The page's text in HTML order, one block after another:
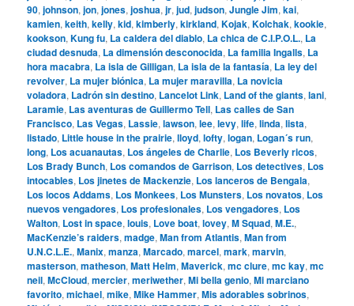
90,johnson,jon,jones,joshua,jr,jud,judson,Jungle Jim,kai,
kamien,keith,kelly,kid,kimberly,kirkland,Kojak,Kolchak,kookie,
kookson,Kung fu, La caldera del diablo, La chica de C.I.P.O.L., La
ciudad desnuda, La dimensión desconocida, La familia Ingalls, La
hora macabra, La isla de Gilligan, La isla de la fantasía, La ley del
revolver, La mujer biónica, La mujer maravilla, La novicia
voladora, Ladrón sin destino, Lancelot Link, Land of the giants,lani,
Laramie, Las aventuras de Guillermo Tell, Las calles de San
Francisco, Las Vegas, Lassie,lawson,lee,levy,life,linda,lista,
listado, Little house in the prairie,lloyd,lofty,logan, Logan´s run,
long, Los acuanautas, Los ángeles de Charlie, Los Beverly ricos,
Los Brady Bunch, Los comandos de Garrison, Los detectives, Los
intocables, Los jinetes de Mackenzie, Los lanceros de Bengala,
Los locos Addams, Los Monkees, Los Munsters, Los novatos, Los
nuevos vengadores, Los profesionales, Los vengadores, Los
Walton, Lost in space,louis, Love boat,lovey,M Squad,M.E.,
MacKenzie’s raiders,madge,Man from Atlantis,Man from
U.N.C.L.E.,Manix,manza,Marcado,marcel,mark,marvin,
masterson,matheson,Matt Helm,Maverick,mc clure,mc kay,mc
neil,McCloud,mercier,meriwether,Mi bella genio,Mi marciano
favorito,michael,mike,Mike Hammer,Mis adorables sobrinos,